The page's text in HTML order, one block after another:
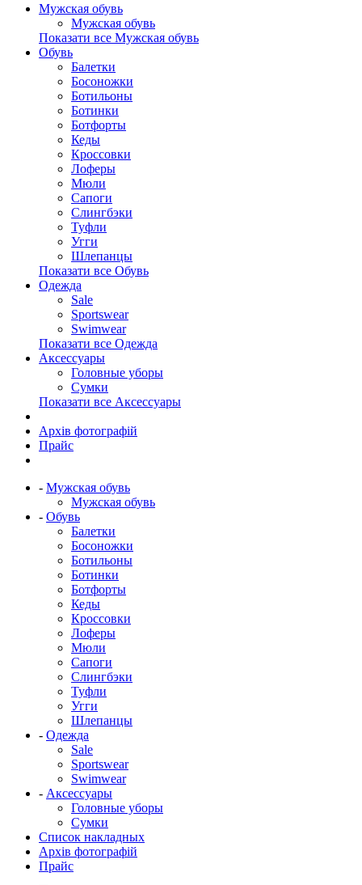
Мужская обувь
Мужская обувь
Показати все Мужская обувь
Обувь
Балетки
Босоножки
Ботильоны
Ботинки
Ботфорты
Кеды
Кроссовки
Лоферы
Мюли
Сапоги
Слингбэки
Туфли
Угги
Шлепанцы
Показати все Обувь
Одежда
Sale
Sportswear
Swimwear
Показати все Одежда
Аксессуары
Головные уборы
Сумки
Показати все Аксессуары
Архів фотографій
Прайс
- Мужская обувь
Мужская обувь
- Обувь
Балетки
Босоножки
Ботильоны
Ботинки
Ботфорты
Кеды
Кроссовки
Лоферы
Мюли
Сапоги
Слингбэки
Туфли
Угги
Шлепанцы
- Одежда
Sale
Sportswear
Swimwear
- Аксессуары
Головные уборы
Сумки
Список накладных
Архів фотографій
Прайс